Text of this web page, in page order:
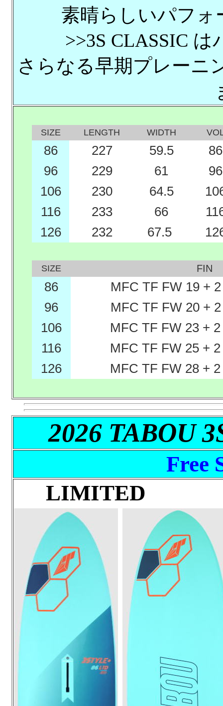
素晴らしいパフォ
>>3S CLASSIC
さらなる早期プレーニ
SIZE LENGTH WIDTH
86 227 59.5
86
96
229 61
96
106
230 64.5
116
233 66
126
232 67.5
SIZE FIN
86
MFC TF FW 19 +
96
MFC TF FW 20 +
106
MFC TF FW 23 +
116
MFC TF FW 25 +
126
MFC TF FW 28 +
2026 TABOU
Free